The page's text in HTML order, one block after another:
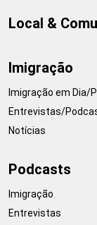
Local &
Imigração
Imigração em Dia/
Entrevistas/
Notícias
Podcasts
Imigração
Entrevistas